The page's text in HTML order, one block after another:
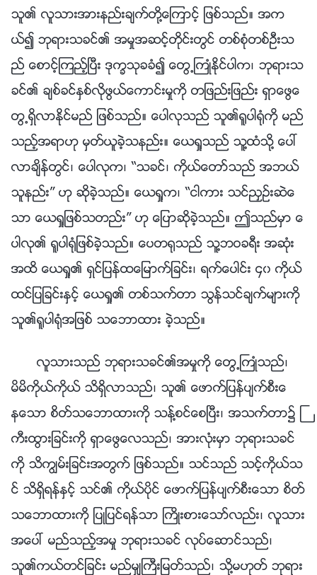
သူ၏ လူသားအားနည္းခ်က္တို႔ေၾကာင့္ ျဖစ္သည္။ အက
ယ္၍ ဘုရားသခင္၏ အမႈအဆင့္တိုင္းတြင္ တစ္စုံတစ္ဦးသ
ည္ ေစာင့္ၾကည့္ၿပီး ဒုကၡသုခခံ၍ ေတြ႕ႀကဳံႏိုင္ပါက၊ ဘုရားသ
ခင္၏ ခ်စ္ခင္ႏွစ္လိုဖြယ္ေကာင္းမႈကို တျဖည္းျဖည္း ရွာေဖြေ
တြ႕ရွိလာႏိုင္မည္ ျဖစ္သည္။ ေပါလုသည္ သူ၏႐ူပါ႐ုံကို မည္
သည့္အရာဟု မွတ္ယူခဲ့သနည္း။ ေယရႈသည္ သူ႔ထံသို႔ ေပၚ
လာခ်ိန္တြင္၊ ေပါလုက၊ “သခင္၊ ကိုယ္ေတာ္သည္ အဘယ္
သူနည္း” ဟု ဆိုခဲ့သည္။ ေယရႈက၊ “ငါကား သင္ညႇဥ္းဆဲေ
သာ ေယရႈျဖစ္သတည္း” ဟု ေျပာဆိုခဲ့သည္။ ဤသည္မွာ ေ
ပါလု၏ ႐ူပါ႐ုံျဖစ္ခဲ့သည္။ ေပတ႐ုသည္ သူ႔ဘဝခရီး အဆုံး
အထိ ေယရႈ၏ ရွင္ျပန္ထေျမာက္ျခင္း၊ ရက္ေပါင္း ၄၀ ကိုယ္
ထင္ျပျခင္းႏွင့္ ေယရႈ၏ တစ္သက္တာ သြန္သင္ခ်က္မ်ားကို
သူ၏႐ူပါ႐ုံအျဖစ္ သေဘာထား ခဲ့သည္။
လူသားသည္ ဘုရားသခင္၏အမႈကို ေတြ႕ႀကဳံသည္၊
မိမိကိုယ္ကိုယ္ သိရွိလာသည္၊ သူ၏ ေဖာက္ျပန္ပ်က္စီးေ
နေသာ စိတ္သေဘာထားကို သန႔္စင္ေစၿပီး၊ အသက္တာ၌ ႀ
ကီးထြားျခင္းကို ရွာေဖြေလသည္၊ အားလုံးမွာ ဘုရားသခင္
ကို သိကြၽမ္းျခင္းအတြက္ ျဖစ္သည္။ သင္သည္ သင့္ကိုယ္သ
င္ သိရွိရန္ႏွင့္ သင္၏ ကိုယ္ပိုင္ ေဖာက္ျပန္ပ်က္စီးေသာ စိတ္
သေဘာထားကို ျပဳျပင္ရန္သာ ႀကိဳးစားေသာ္လည္း၊ လူသား
အေပၚ မည္သည့္အမႈ ဘုရားသခင္ လုပ္ေဆာင္သည္၊
သူ၏ကယ္တင္ျခင္း မည္မွ်ႀကီးျမတ္သည္၊ သို႔မဟုတ္ ဘုရား